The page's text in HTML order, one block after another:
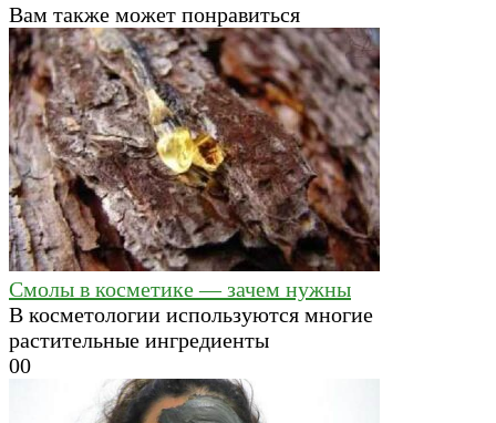
Вам также может понравиться
Смолы в косметике — зачем нужны
В косметологии используются многие
растительные ингредиенты
00